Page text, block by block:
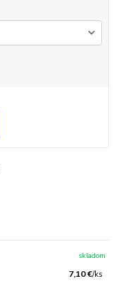
7,10 €/ks
skladom